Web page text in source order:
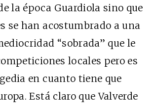
la época Guardiola sino que
se han acostumbrado a una
“sobrada” que le
locales pero es
en cuanto tiene que
Está claro que Valverde